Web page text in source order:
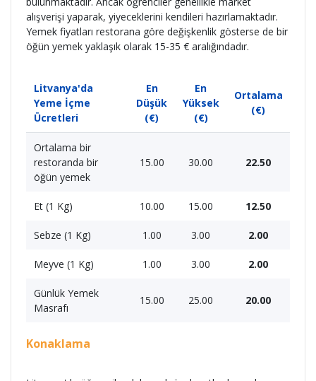
alışverişi yaparak, yiyeceklerini kendileri hazırlamaktadır.
Yemek fiyatları restorana göre değişkenlik gösterse de bir
öğün yemek yaklaşık olarak 15-35 € aralığındadır.
Litvanya'da
Yeme İçme
Ücretleri
En
Düşük
(€)
En
Yüksek
(€)
Ortalama
(€)
Ortalama bir
restoranda bir
öğün yemek
15.00 30.00 22.50
Et (1 Kg) 10.00 15.00 12.50
Sebze (1 Kg) 1.00 3.00 2.00
Meyve (1 Kg) 1.00 3.00 2.00
Günlük Yemek
Masrafı
15.00 25.00 20.00
Konaklama